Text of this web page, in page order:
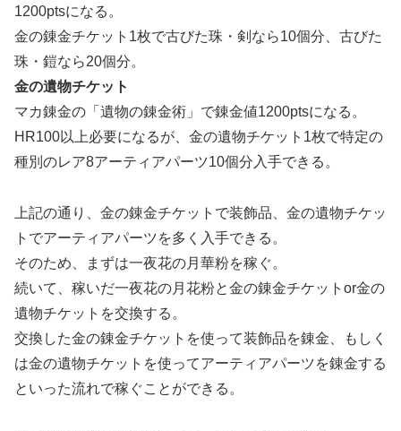
1200ptsになる。
金の錬金チケット1枚で古びた珠・剣なら10個分、古びた
珠・鎧なら20個分。
金の遺物チケット
マカ錬金の「遺物の錬金術」で錬金値1200ptsになる。
HR100以上必要になるが、金の遺物チケット1枚で特定の
種別のレア8アーティアパーツ10個分入手できる。
上記の通り、金の錬金チケットで装飾品、金の遺物チケッ
トでアーティアパーツを多く入手できる。
そのため、まずは一夜花の月華粉を稼ぐ。
続いて、稼いだ一夜花の月花粉と金の錬金チケットor金の
遺物チケットを交換する。
交換した金の錬金チケットを使って装飾品を錬金、もしく
は金の遺物チケットを使ってアーティアパーツを錬金する
といった流れで稼ぐことができる。